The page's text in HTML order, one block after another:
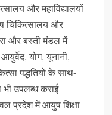
और महाविद्यालयों
चिकित्सालय और
और बस्ती मंडल में
आयुर्वेद, योग, यूनानी,
पद्धतियों के साथ-
भी उपलब्ध कराई
प्रदेश में आयुष शिक्षा